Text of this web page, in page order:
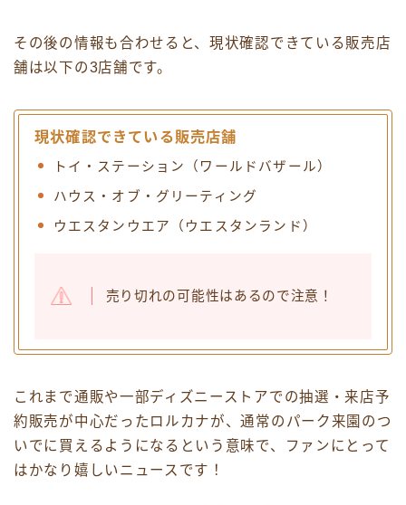
その後の情報も合わせると、現状確認できている販売店
舗は以下の3店舗です。
現状確認できている販売店舗
トイ・ステーション（ワールドバザール）
ハウス・オブ・グリーティング
ウエスタンウエア（ウエスタンランド）
売り切れの可能性はあるので注意！
これまで通販や一部ディズニーストアでの抽選・来店予
約販売が中心だったロルカナが、通常のパーク来園のつ
いでに買えるようになるという意味で、ファンにとって
はかなり嬉しいニュースです！